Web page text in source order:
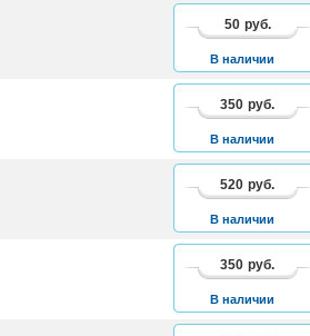
50 руб.
В наличии
350 руб.
В наличии
520 руб.
В наличии
350 руб.
В наличии